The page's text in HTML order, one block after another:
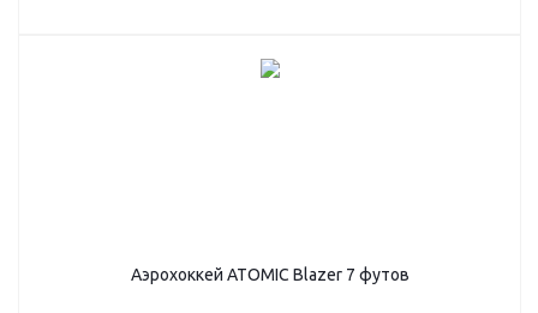
Аэрохоккей ATOMIC Blazer 7 футов